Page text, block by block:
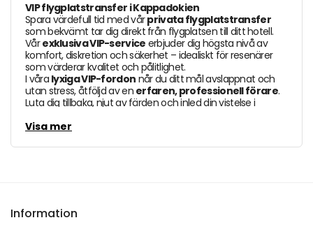
VIP flygplatstransfer i Kappadokien
Spara värdefull tid med vårprivata flygplatstransfer
som bekvämt tar dig direkt från flygplatsen till ditt hotell.
Vårexklusiva VIP-service erbjuder dig högsta nivå av
komfort, diskretion och säkerhet – idealiskt för resenärer
som värderar kvalitet och pålitlighet.
I våra lyxiga VIP-fordon når du ditt mål avslappnat och
utan stress, åtföljd av en erfaren, professionell förare.
Luta dig tillbaka, njut av färden och inled din vistelse i
Visa mer
Information